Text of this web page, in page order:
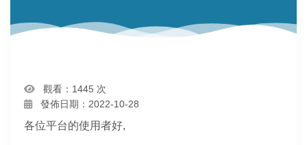
觀看：1445 次
發佈日期：2022-10-28
各位平台的使用者好,